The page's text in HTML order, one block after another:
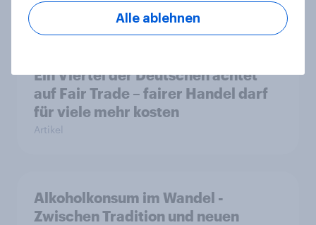
Artikel
Ein Viertel der Deutschen achtet
auf Fair Trade – fairer Handel darf
für viele mehr kosten
Artikel
Alkoholkonsum im Wandel​ -
Zwischen Tradition und neuen
Alle ablehnen